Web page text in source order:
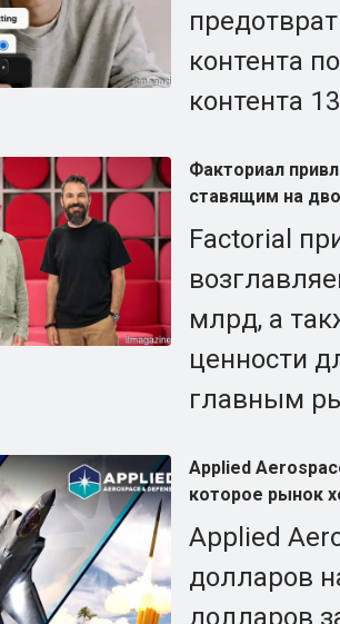
контента
контента
Факториал
ставящим на
Factorial
млрд, а
ценности
главным
Applied
которое рынок
Applied
долларов
долларов